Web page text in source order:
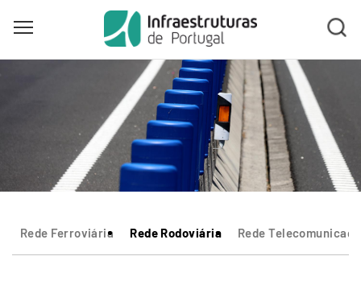
Toggle main menu visibility
Rede Ferroviária Rede Rodoviária Rede